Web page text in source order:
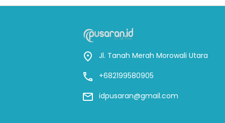
Jl. Tanah Merah Morowali Utara
+682199580905
idpusaran@gmail.com